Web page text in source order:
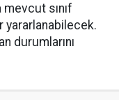
mevcut sınıf
yararlanabilecek.
durumlarını